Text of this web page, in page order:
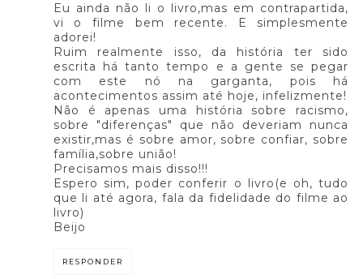
Eu ainda não li o livro,mas em contrapartida,
vi o filme bem recente. E simplesmente
adorei!
Ruim realmente isso, da história ter sido
escrita há tanto tempo e a gente se pegar
com este nó na garganta, pois há
acontecimentos assim até hoje, infelizmente!
Não é apenas uma história sobre racismo,
sobre "diferenças" que não deveriam nunca
existir,mas é sobre amor, sobre confiar, sobre
família,sobre união!
Precisamos mais disso!!!
Espero sim, poder conferir o livro(e oh, tudo
que li até agora, fala da fidelidade do filme ao
livro)
Beijo
RESPONDER